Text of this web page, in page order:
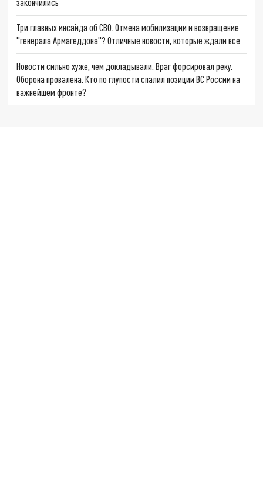
Три главных инсайда об СВО. Отмена мобилизации и возвращение
"генерала Армагеддона"? Отличные новости, которые ждали все
Новости сильно хуже, чем докладывали. Враг форсировал реку.
Оборона провалена. Кто по глупости спалил позиции ВС России на
важнейшем фронте?